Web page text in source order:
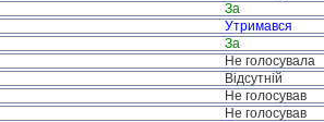
За
Утримався
За
Не голосувала
Відсутній
Не голосував
Не голосував